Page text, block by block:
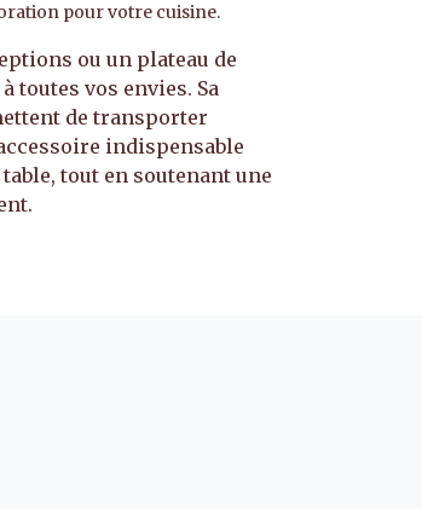
pour votre cuisine.
ou un plateau de
toutes vos envies. Sa
de transporter
indispensable
tout en soutenant une